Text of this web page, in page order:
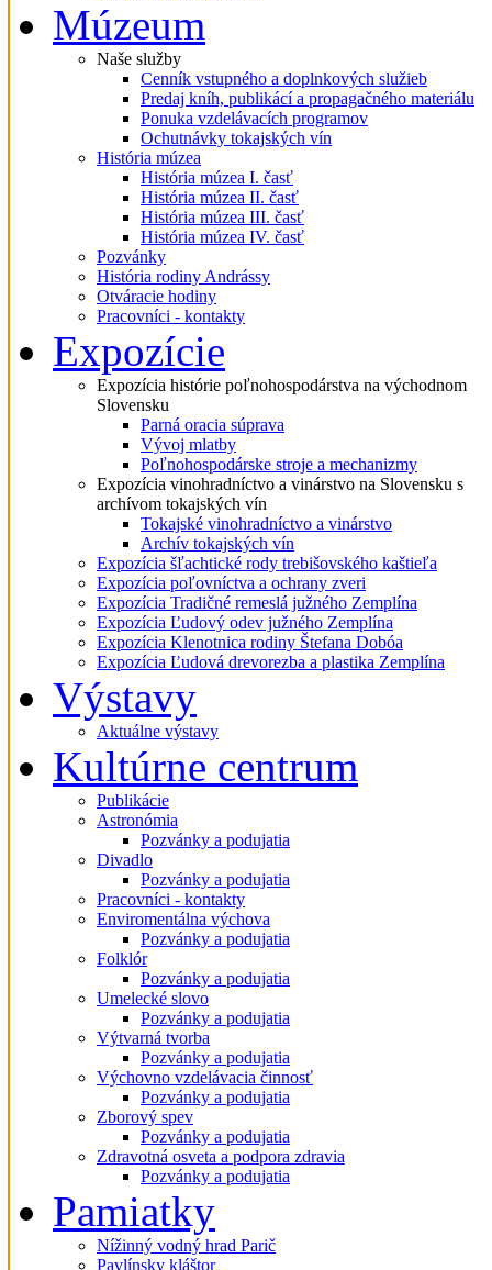
Múzeum
Naše služby
Cenník vstupného a doplnkových služieb
Predaj kníh, publikácí a propagačného materiálu
Ponuka vzdelávacích programov
Ochutnávky tokajských vín
História múzea
História múzea I. časť
História múzea II. časť
História múzea III. časť
História múzea IV. časť
Pozvánky
História rodiny Andrássy
Otváracie hodiny
Pracovníci - kontakty
Expozície
Expozícia histórie poľnohospodárstva na východnom
Slovensku
Parná oracia súprava
Vývoj mlatby
Poľnohospodárske stroje a mechanizmy
Expozícia vinohradníctvo a vinárstvo na Slovensku s
archívom tokajských vín
Tokajské vinohradníctvo a vinárstvo
Archív tokajských vín
Expozícia šľachtické rody trebišovského kaštieľa
Expozícia poľovníctva a ochrany zveri
Expozícia Tradičné remeslá južného Zemplína
Expozícia Ľudový odev južného Zemplína
Expozícia Klenotnica rodiny Štefana Dobóa
Expozícia Ľudová drevorezba a plastika Zemplína
Výstavy
Aktuálne výstavy
Kultúrne centrum
Publikácie
Astronómia
Pozvánky a podujatia
Divadlo
Pozvánky a podujatia
Pracovníci - kontakty
Enviromentálna výchova
Pozvánky a podujatia
Folklór
Pozvánky a podujatia
Umelecké slovo
Pozvánky a podujatia
Výtvarná tvorba
Pozvánky a podujatia
Výchovno vzdelávacia činnosť
Pozvánky a podujatia
Zborový spev
Pozvánky a podujatia
Zdravotná osveta a podpora zdravia
Pozvánky a podujatia
Pamiatky
Nížinný vodný hrad Parič
Pavlínsky kláštor